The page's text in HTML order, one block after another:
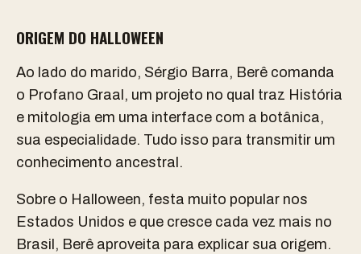
ORIGEM DO HALLOWEEN
Ao lado do marido, Sérgio Barra, Berê comanda
o Profano Graal, um projeto no qual traz História
e mitologia em uma interface com a botânica,
sua especialidade. Tudo isso para transmitir um
conhecimento ancestral.
Sobre o Halloween, festa muito popular nos
Estados Unidos e que cresce cada vez mais no
Brasil, Berê aproveita para explicar sua origem.